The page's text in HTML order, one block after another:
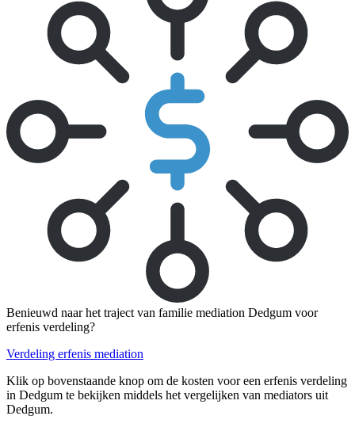
Benieuwd naar het traject van familie mediation Dedgum voor
erfenis verdeling?
Verdeling erfenis mediation
Klik op bovenstaande knop om de kosten voor een erfenis verdeling
in Dedgum te bekijken middels het vergelijken van mediators uit
Dedgum.